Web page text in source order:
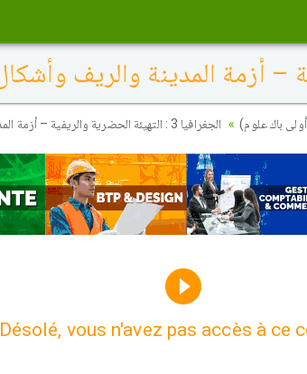
باك علوم) الجغرافيا 3 : التهيئة الحضرية والريفية – أزمة المدينة والريف وأشكال التدخل (المفاهيم)
Désolé, vous n'avez pas accès à ce